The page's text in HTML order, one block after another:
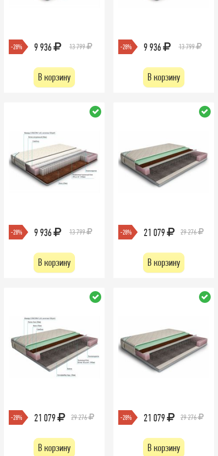
-28% 9 936 13 799
В корзину
-28% 9 936 13 799
В корзину
-28% 9 936 13 799
В корзину
-28% 21 079 29 276
В корзину
-28% 21 079 29 276
В корзину
-28% 21 079 29 276
В корзину